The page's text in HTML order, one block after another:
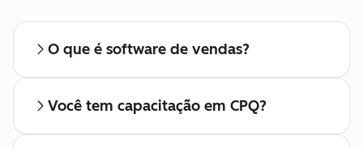
O que é software de vendas?
Você tem capacitação em CPQ?